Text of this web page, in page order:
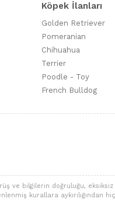
Köpek İlanları
Golden Retriever
Pomeranian
Chihuahua
Terrier
Poodle - Toy
French Bulldog
ve bilgilerin doğruluğu,
kurallara aykırılığından